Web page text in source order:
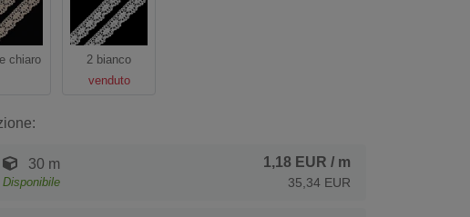
chiaro
2 bianco
venduto
30 m
Disponibile
1,18 EUR / m
35,34 EUR